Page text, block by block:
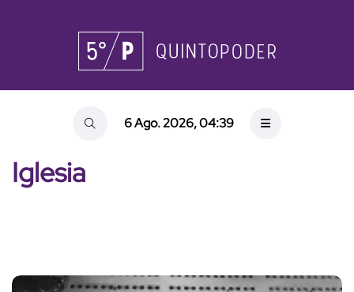
6 Ago. 2026, 04:39
Iglesia